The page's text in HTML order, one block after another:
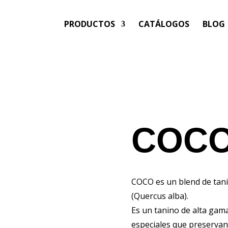
PRODUCTOS CATÁLOGOS BLOG
COCO es un blend de
(Quercus alba).
Es un tanino de alta
especiales que